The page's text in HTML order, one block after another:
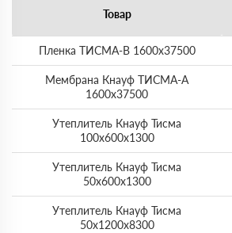
Товар
Пленка ТИСМА-В 1600х37500
Мембрана Кнауф ТИСМА-А
1600х37500
Утеплитель Кнауф Тисма
100х600х1300
Утеплитель Кнауф Тисма
50х600х1300
Утеплитель Кнауф Тисма
50х1200х8300